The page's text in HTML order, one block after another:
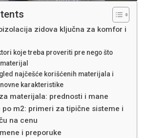
zidova ključna za komfor i
koje treba proveriti pre nego što
najčešće korišćenih materijala i
karakteristike
materijala: prednosti i mane
po m2: primeri za tipične sisteme i
na cenu
i preporuke